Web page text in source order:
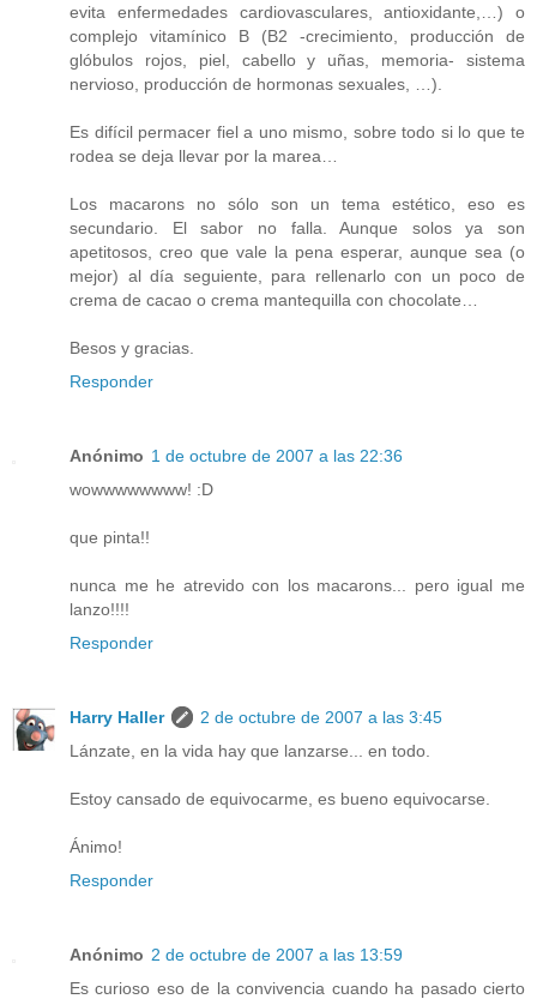
evita enfermedades cardiovasculares, antioxidante,…) o
complejo vitamínico B (B2 -crecimiento, producción de
glóbulos rojos, piel, cabello y uñas, memoria- sistema
nervioso, producción de hormonas sexuales, …).
Es difícil permacer fiel a uno mismo, sobre todo si lo que te
rodea se deja llevar por la marea…
Los macarons no sólo son un tema estético, eso es
secundario. El sabor no falla. Aunque solos ya son
apetitosos, creo que vale la pena esperar, aunque sea (o
mejor) al día seguiente, para rellenarlo con un poco de
crema de cacao o crema mantequilla con chocolate…
Besos y gracias.
Responder
Anónimo 1 de octubre de 2007 a las 22:36
wowwwwwwww! :D
que pinta!!
nunca me he atrevido con los macarons... pero igual me
lanzo!!!!
Responder
Harry Haller
2 de octubre de 2007 a las 3:45
Lánzate, en la vida hay que lanzarse... en todo.
Estoy cansado de equivocarme, es bueno equivocarse.
Ánimo!
Responder
Anónimo 2 de octubre de 2007 a las 13:59
Es curioso eso de la convivencia cuando ha pasado cierto